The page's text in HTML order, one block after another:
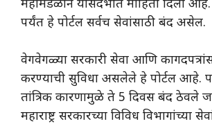
महामंडळाने यासंदर्भात माहिती दिली
पर्यंत हे पोर्टल सर्वच सेवांसाठी बंद असेल.
वेगवेगळ्या सरकारी सेवा आणि
करण्याची सुविधा असलेले हे पोर्टल आहे.
तांत्रिक कारणामुळे ते 5 दिवस बंद ठेवले
महाराष्ट्र सरकारच्या विविध विभागांच्या